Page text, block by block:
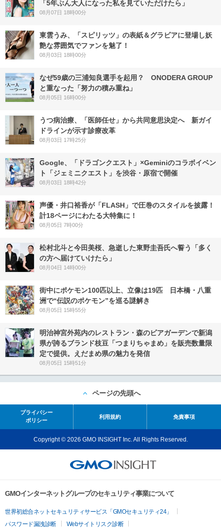
「5年ぶん大人になった私を見ていただけたら」
08月07日 18時00分
東雲うみ、「スピリッツ」の表紙＆グラビアに登場し妖
艶な雰囲気でファンを魅了！
08月03日 18時00分
なぜ59歳の三浦知良選手を起用？ ONODERA GROUP
と重なった「努力の積み重ね」
08月05日 16時00分
うつ病治療、「医師任せ」から共同意思決定へ 新ガイ
ドラインが示す診療改革
08月03日 17時25分
Google、「ドラゴンクエスト」×Geminiのコラボイベン
ト「ジェミニクエスト」を渋谷・原宿で開催
08月03日 18時42分
声優・井口裕香が「FLASH」で圧巻のスタイルを披露！
計18ページにわたる大特集に！
08月05日 7時00分
松村北斗と今田美桜、急逝した東野圭吾氏へ誓う「多く
の方へ届けていけたら」
08月04日 14時00分
街中にポケモン100匹以上、立像は19匹 日本橋・八重
洲で“伝説のポケモン”を巡る謎解き
08月05日 15時55分
明治神宮外苑内のレストラン・森のビアガーデンで新潟
県が誇るブランド枝豆「つまりちゃまめ」を販売数量限
定で提供。えだまめ県の魅力を発信
08月05日 15時51分
ページの先頭へ
プライバシー
ポリシー
利用規約 免責事項
Copyright © 2026 GMO INSIGHT Inc. All Rights Reserved.
GMOインターネットグループのセキュリティ事業について
世界初総合ネットセキュリティサービス「GMOセキュリティ24」
パスワード漏洩診断
Webサイトリスク診断